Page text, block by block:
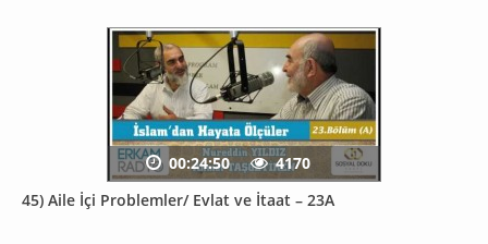
45) Aile İçi Problemler/ Evlat ve İtaat – 23A
00:24:50 4170